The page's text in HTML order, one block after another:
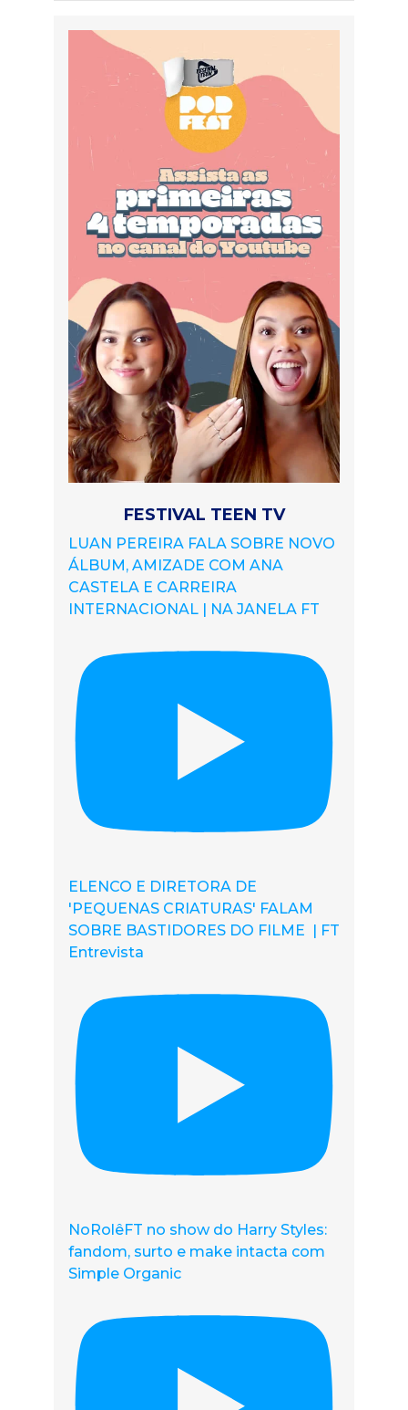
FESTIVAL TEEN TV
LUAN PEREIRA FALA SOBRE NOVO
ÁLBUM, AMIZADE COM ANA
CASTELA E CARREIRA
INTERNACIONAL | NA JANELA FT
ELENCO E DIRETORA DE
'PEQUENAS CRIATURAS' FALAM
SOBRE BASTIDORES DO FILME | FT
Entrevista
NoRolêFT no show do Harry Styles:
fandom, surto e make intacta com
Simple Organic